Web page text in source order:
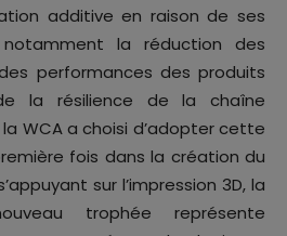
additive en raison de ses
notamment la réduction des
performances des produits
la résilience de la chaîne
WCA a choisi d’adopter cette
fois dans la création du
sur l’impression 3D, la
trophée représente